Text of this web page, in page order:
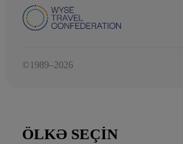
©1989–2026
ÖLKƏ SEÇIN